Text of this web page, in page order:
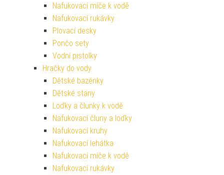
Nafukovací míče k vodě
Nafukovací rukávky
Plovací desky
Pončo sety
Vodní pistolky
Hračky do vody
Dětské bazénky
Dětské stany
Loďky a člunky k vodě
Nafukovací čluny a loďky
Nafukovací kruhy
Nafukovací lehátka
Nafukovací míče k vodě
Nafukovací rukávky